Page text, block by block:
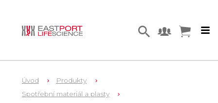
Úvod
Produkty
Spotřební materiál a plasty